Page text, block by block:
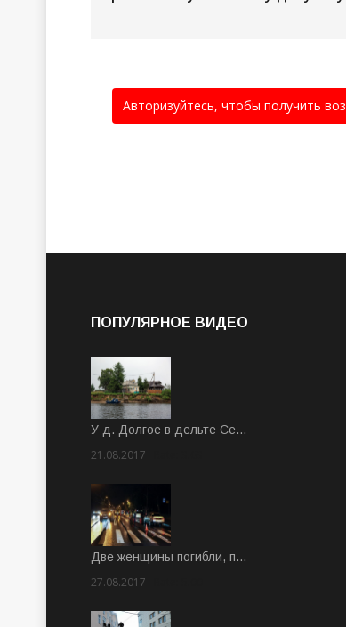
Авторизуйтесь, чтобы получить
ПОПУЛЯРНОЕ ВИДЕО
У д. Долгое в дельте Се…
21.08.2017
Две женщины погибли, п…
27.08.2017